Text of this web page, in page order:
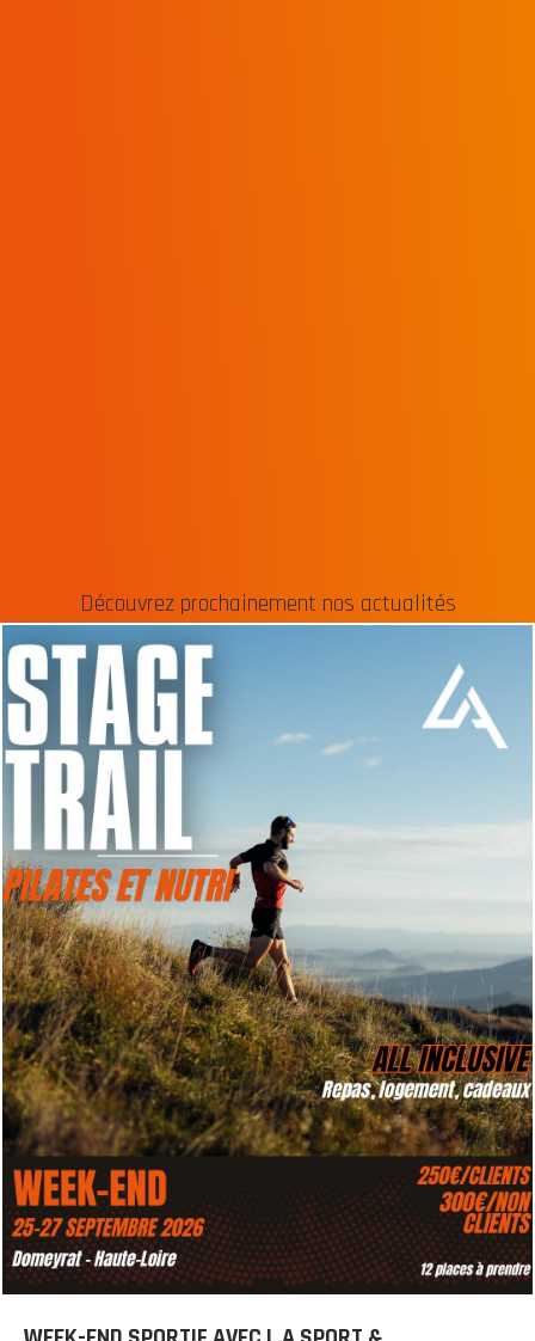
Découvrez prochainement nos actualités